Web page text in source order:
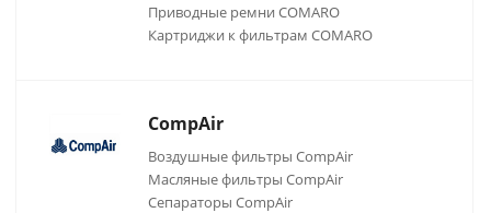
Приводные ремни COMARO
Картриджи к фильтрам COMARO
CompAir
Воздушные фильтры CompAir
Масляные фильтры CompAir
Сепараторы CompAir